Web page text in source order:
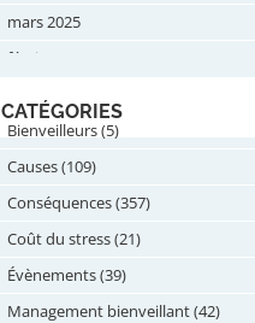
mars 2025
février 2025
septembre 2024
août 2024
juillet 2024
juin 2024
mai 2024
avril 2024
CATÉGORIES
Bienveilleurs (5)
Causes (109)
Conséquences (357)
Coût du stress (21)
Évènements (39)
Management bienveillant (42)